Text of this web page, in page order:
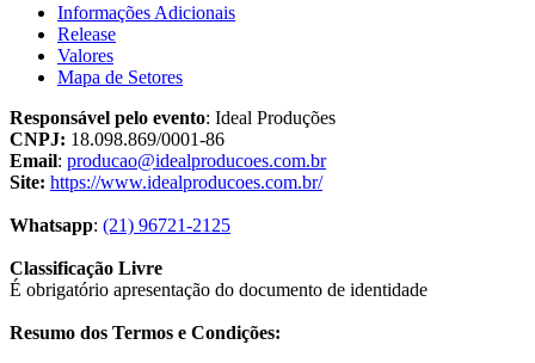
Informações Adicionais
Release
Valores
Mapa de Setores
Responsável pelo evento: Ideal Produções
CNPJ: 18.098.869/0001-86
Email: producao@idealproducoes.com.br
Site: https://www.idealproducoes.com.br/
Whatsapp: (21) 96721-2125
Classificação Livre
É obrigatório apresentação do documento de identidade
Resumo dos Termos e Condições: